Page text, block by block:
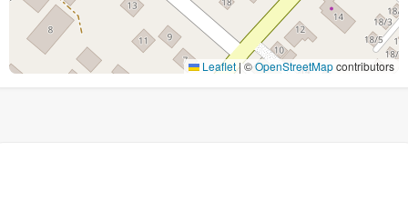
Leaflet|©OpenStreetMapcontributors